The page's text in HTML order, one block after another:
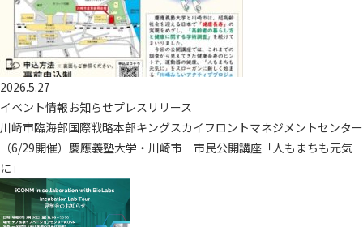
2026.5.27
イベント情報お知らせプレスリリース
川崎市臨海部国際戦略本部キングスカイフロントマネジメントセンター
（6/29開催）慶應義塾大学・川崎市 市民公開講座「人もまちも元気
に」